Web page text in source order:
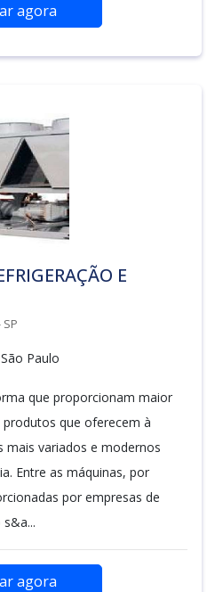
agora
E
SP
Paulo
que proporcionam maior
que oferecem à
variados e modernos
Entre as máquinas, por
por empresas de
agora